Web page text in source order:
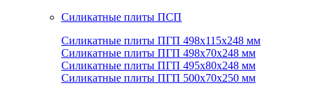
Силикатные плиты ПСП
Силикатные плиты ПГП 498x115x248 мм
Силикатные плиты ПГП 498x70x248 мм
Силикатные плиты ПГП 495x80x248 мм
Силикатные плиты ПГП 500x70x250 мм